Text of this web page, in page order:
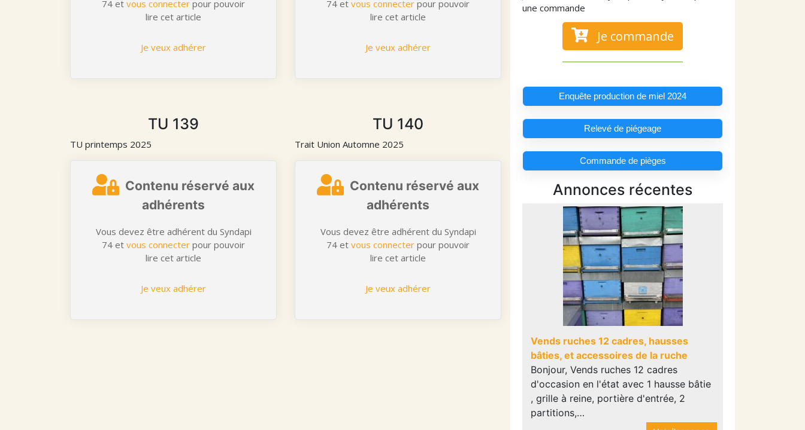
74 et vous connecter pour pouvoir
lire cet article
Je veux adhérer
74 etvous connecter pour pouvoir
lire cet article
Je veux adhérer
TU 139
TU printemps 2025
Contenu réservé aux
adhérents
Vous devez être adhérent du Syndapi
74 et vous connecter pour pouvoir
lire cet article
Je veux adhérer
TU 140
Trait Union Automne 2025
Contenu réservé aux
adhérents
Vous devez être adhérent du Syndapi
74 etvous connecter pour pouvoir
lire cet article
Je veux adhérer
une commande
Je commande
Enquête production de miel 2024
Relevé de piégeage
Commande de pièges
Annonces récentes
Vends ruches 12 cadres, hausses
bâties, et accessoires de la ruche
Bonjour, Vends ruches 12 cadres
d'occasion en l'état avec 1 hausse bâtie
, grille à reine, portière d'entrée, 2
partitions,…